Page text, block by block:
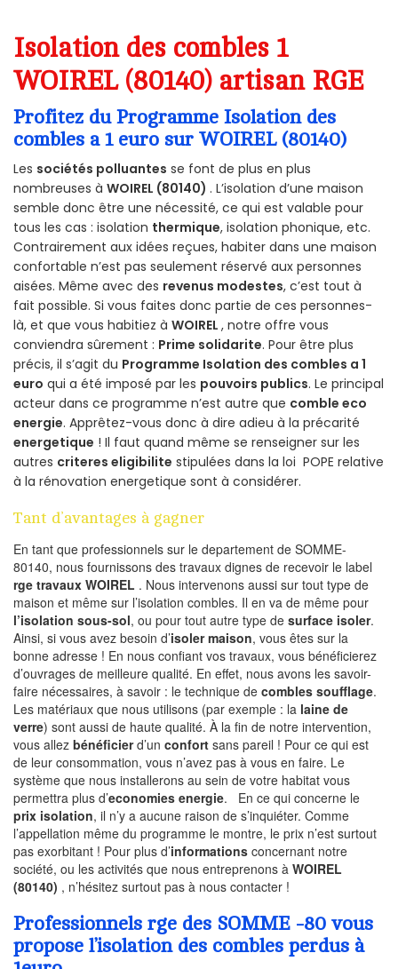
Isolation des combles 1
WOIREL (80140) artisan RGE
Profitez du Programme Isolation des
combles a 1 euro sur WOIREL (80140)
Les sociétés polluantes se font de plus en plus
nombreuses à WOIREL (80140) . L’isolation d’une maison
semble donc être une nécessité, ce qui est valable pour
tous les cas : isolation thermique, isolation phonique, etc.
Contrairement aux idées reçues, habiter dans une maison
confortable n’est pas seulement réservé aux personnes
aisées. Même avec des revenus modestes, c’est tout à
fait possible. Si vous faites donc partie de ces personnes-
là, et que vous habitiez à WOIREL , notre offre vous
conviendra sûrement : Prime solidarite. Pour être plus
précis, il s’agit du Programme Isolation des combles a 1
euro qui a été imposé par les pouvoirs publics. Le principal
acteur dans ce programme n’est autre que comble eco
energie. Apprêtez-vous donc à dire adieu à la précarité
energetique ! Il faut quand même se renseigner sur les
autres criteres eligibilite stipulées dans la loi POPE relative
à la rénovation energetique sont à considérer.
Tant d’avantages à gagner
En tant que professionnels sur le departement de SOMME-
80140, nous fournissons des travaux dignes de recevoir le label
rge travaux WOIREL . Nous intervenons aussi sur tout type de
maison et même sur l’isolation combles. Il en va de même pour
l’isolation sous-sol, ou pour tout autre type de surface isoler.
Ainsi, si vous avez besoin d’isoler maison, vous êtes sur la
bonne adresse ! En nous confiant vos travaux, vous bénéficierez
d’ouvrages de meilleure qualité. En effet, nous avons les savoir-
faire nécessaires, à savoir : le technique de combles soufflage.
Les matériaux que nous utilisons (par exemple : la laine de
verre) sont aussi de haute qualité. À la fin de notre intervention,
vous allez bénéficierd’un confort sans pareil ! Pour ce qui est
de leur consommation, vous n’avez pas à vous en faire. Le
système que nous installerons au sein de votre habitat vous
permettra plus d’economies energie. En ce qui concerne le
prix isolation, il n’y a aucune raison de s’inquiéter. Comme
l’appellation même du programme le montre, le prix n’est surtout
pas exorbitant ! Pour plus d’informations concernant notre
société, ou les activités que nous entreprenons à WOIREL
(80140) , n’hésitez surtout pas à nous contacter !
Professionnels rge des SOMME -80 vous
propose l’isolation des combles perdus à